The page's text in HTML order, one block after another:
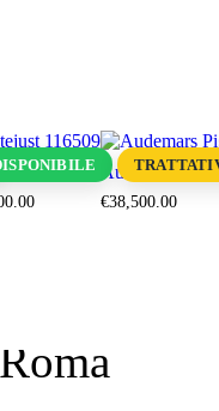
116509
00
Audemars
€38,500 00